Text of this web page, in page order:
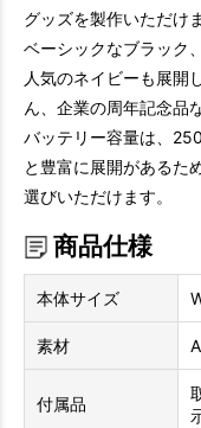
グッズを製作いただけ
ベーシックなブラック
人気のネイビーも展開
ん、企業の周年記念品
バッテリー容量は、
と豊富に展開があるた
選びいただけます。
商品仕様
本体サイズ
素材
付属品